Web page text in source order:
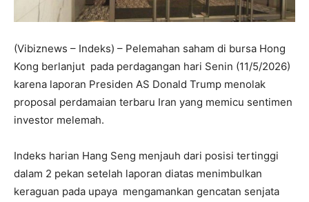
(Vibiznews – Indeks) – Pelemahan saham di bursa Hong
Kong berlanjut pada perdagangan hari Senin (11/5/2026)
karena laporan Presiden AS Donald Trump menolak
proposal perdamaian terbaru Iran yang memicu sentimen
investor melemah.
Indeks harian Hang Seng menjauh dari posisi tertinggi
dalam 2 pekan setelah laporan diatas menimbulkan
keraguan pada upaya mengamankan gencatan senjata